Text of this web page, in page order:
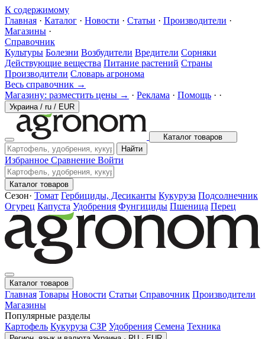
К содержимому
Главная · Каталог · Новости · Статьи · Производители ·
Магазины ·
Справочник
Культуры Болезни Возбудители Вредители Сорняки
Действующие вещества Питание растений Страны
Производители Словарь агронома
Весь справочник →
Магазину: разместить цены → · Реклама · Помощь · ·
Украина / ru / EUR
Каталог товаров
Найти
Избранное Сравнение Войти
Каталог товаров
Сезон· Томат Гербициды, Десиканты Кукуруза Подсолнечник
Огурец Капуста Удобрения Фунгициды Пшеница Перец
Каталог товаров
Главная Товары Новости Статьи Справочник Производители
Магазины
Популярные разделы
Картофель Кукуруза СЗР Удобрения Семена Техника